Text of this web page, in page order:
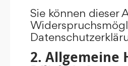
Sie können dieser
2. Allgemeine